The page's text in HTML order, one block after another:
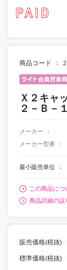
商品コード
Ｘ２キャ
２－Ｂ－
メーカー
メーカー型番
最小販売単位
この商品に
商品詳細の誤
販売価格(税抜)
標準価格(税抜)